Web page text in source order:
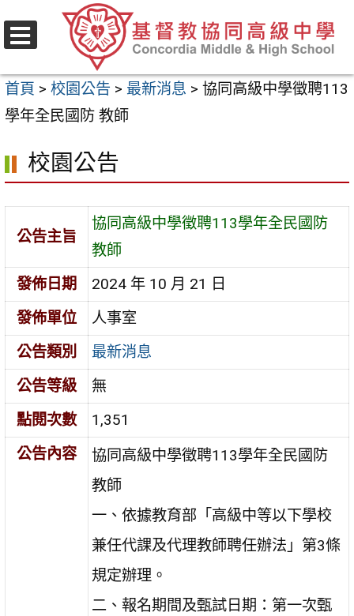
至
要
內
區
首頁 > 校園公告 > 最新消息 > 協同高級中學徵聘113
學年全民國防 教師
校園公告
公告主旨
協同高級中學徵聘113學年全民國防
教師
發佈日期
2024 年 10 月 21 日
發佈單位
人事室
公告類別
最新消息
公告等級
無
點閱次數
1,351
公告內容
協同高級中學徵聘113學年全民國防
教師
一、依據教育部「高級中等以下學校
兼任代課及代理教師聘任辦法」第3條
規定辦理。
二、報名期間及甄試日期：第一次甄
選
單